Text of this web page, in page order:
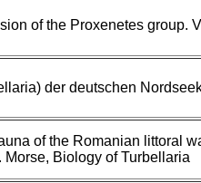
of the Proxenetes group.
der deutschen
of the Romanian littoral
Morse, Biology of Turbellaria